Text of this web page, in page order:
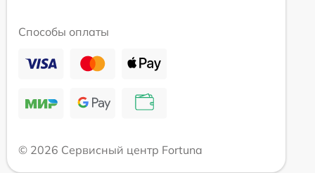
Способы оплаты
© 2026 Сервисный центр Fortuna